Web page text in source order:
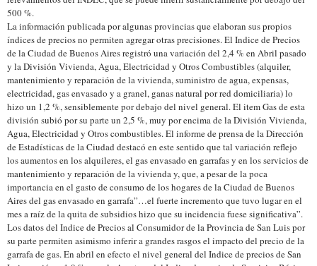
500 %.
La información publicada por algunas provincias que elaboran sus propios
índices de precios no permiten agregar otras precisiones. El Indice de Precios
de la Ciudad de Buenos Aires registró una variación del 2,4 % en Abril pasado
y la División Vivienda, Agua, Electricidad y Otros Combustibles (alquiler,
mantenimiento y reparación de la vivienda, suministro de agua, expensas,
electricidad, gas envasado y a granel, ganas natural por red domiciliaria) lo
hizo un 1,2 %, sensiblemente por debajo del nivel general. El item Gas de esta
división subió por su parte un 2,5 %, muy por encima de la División Vivienda,
Agua, Electricidad y Otros combustibles. El informe de prensa de la Dirección
de Estadísticas de la Ciudad destacó en este sentido que tal variación reflejo
los aumentos en los alquileres, el gas envasado en garrafas y en los servicios de
mantenimiento y reparación de la vivienda y, que, a pesar de la poca
importancia en el gasto de consumo de los hogares de la Ciudad de Buenos
Aires del gas envasado en garrafa”…el fuerte incremento que tuvo lugar en el
mes a raíz de la quita de subsidios hizo que su incidencia fuese significativa”.
Los datos del Indice de Precios al Consumidor de la Provincia de San Luis por
su parte permiten asimismo inferir a grandes rasgos el impacto del precio de la
garrafa de gas. En abril en efecto el nivel general del Indice de precios de San